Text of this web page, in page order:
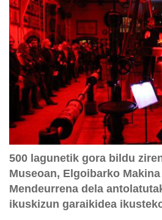
500 lagunetik gora bildu
Museoan, Elgoibarko
Mendeurrena dela
ikuskizun garaikidea